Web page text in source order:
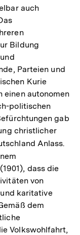
auch
Bildung
Parteien und
Kurie
einen autonomen
politischen
gab
christlicher
Anlass.
dass die
von
karitative
dem
Volkswohlfahrt,